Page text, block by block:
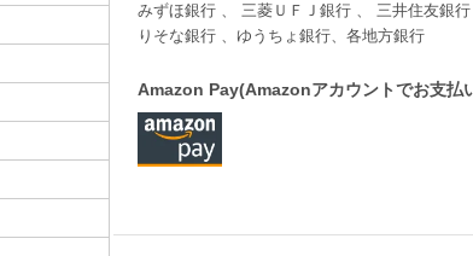
みずほ銀行 、 三菱ＵＦＪ銀行 、 三井住友銀行
りそな銀行 、ゆうちょ銀行、各地方銀行
Amazon Pay(Amazonアカウントでお支払